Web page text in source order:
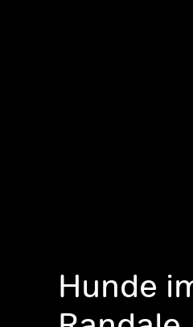
Hunde